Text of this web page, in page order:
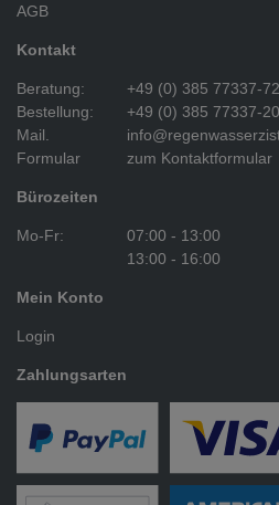
AGB
Kontakt
Beratung:
+49 (0) 385 77337-72
Bestellung:
+49 (0) 385 77337-20
Mail.
Formular
zum Kontaktformular
Bürozeiten
Mo-Fr:
07:00 - 13:00
13:00 - 16:00
Mein Konto
Login
Zahlungsarten